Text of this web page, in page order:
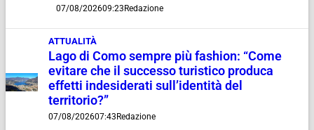
07/08/202609:23Redazione
ATTUALITÀ
Lago di Como sempre più fashion: “Come
evitare che il successo turistico produca
effetti indesiderati sull’identità del
territorio?”
07/08/202607:43Redazione